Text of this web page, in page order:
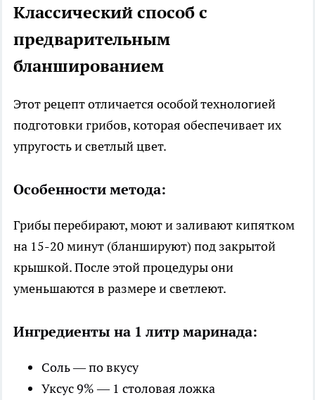
Классический способ с
предварительным
бланшированием
Этот рецепт отличается особой технологией
подготовки грибов, которая обеспечивает их
упругость и светлый цвет.
Особенности метода:
Грибы перебирают, моют и заливают кипятком
на 15-20 минут (бланшируют) под закрытой
крышкой. После этой процедуры они
уменьшаются в размере и светлеют.
Ингредиенты на 1 литр маринада:
Соль — по вкусу
Уксус 9% — 1 столовая ложка